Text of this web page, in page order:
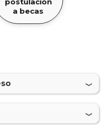
Por
qué
postulación
a becas